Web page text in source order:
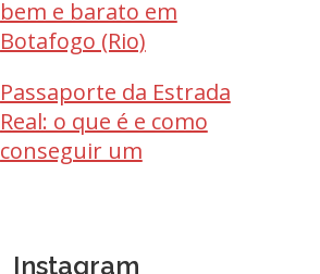
bem e barato em
Botafogo (Rio)
Passaporte da Estrada
Real: o que é e como
conseguir um
Instagram